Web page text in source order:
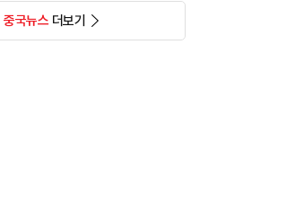
중국뉴스더보기